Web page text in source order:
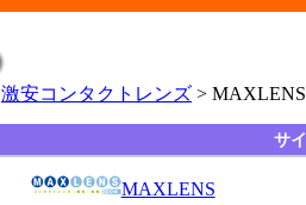
激安コンタクトレンズ > MAXLENS
サ
MAXLENS